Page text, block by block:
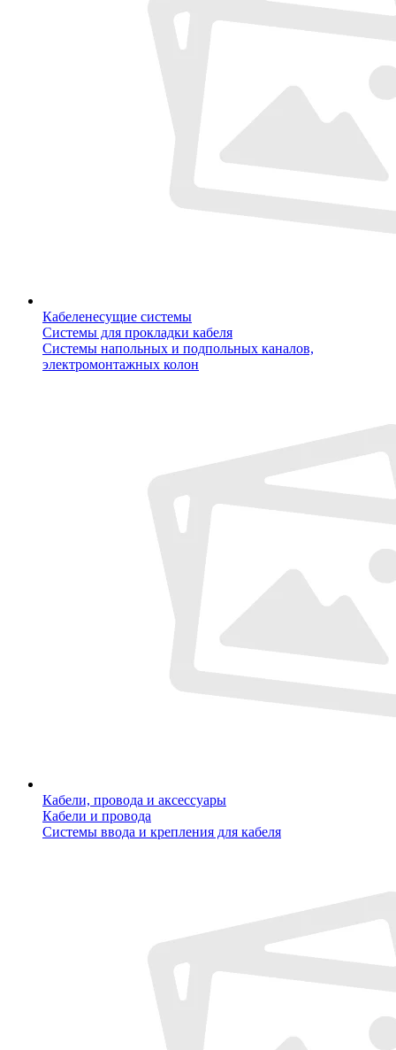
Кабеленесущие системы
Системы для прокладки кабеля
Системы напольных и подпольных каналов,
электромонтажных колон
Кабели, провода и аксессуары
Кабели и провода
Системы ввода и крепления для кабеля